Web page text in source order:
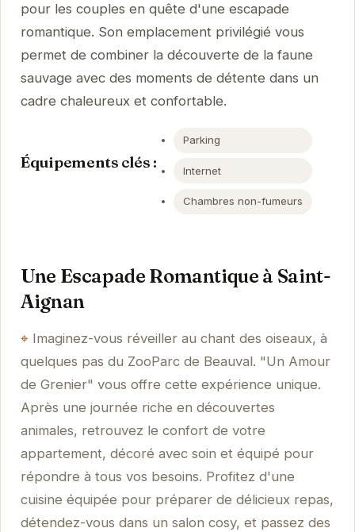
pour les couples en quête d'une escapade
romantique. Son emplacement privilégié vous
permet de combiner la découverte de la faune
sauvage avec des moments de détente dans un
cadre chaleureux et confortable.
Équipements clés :
Parking
Internet
Chambres non-fumeurs
Une Escapade Romantique à Saint-
Aignan
Imaginez-vous réveiller au chant des oiseaux, à
quelques pas du ZooParc de Beauval. "Un Amour
de Grenier" vous offre cette expérience unique.
Après une journée riche en découvertes
animales, retrouvez le confort de votre
appartement, décoré avec soin et équipé pour
répondre à tous vos besoins. Profitez d'une
cuisine équipée pour préparer de délicieux repas,
détendez-vous dans un salon cosy, et passez des